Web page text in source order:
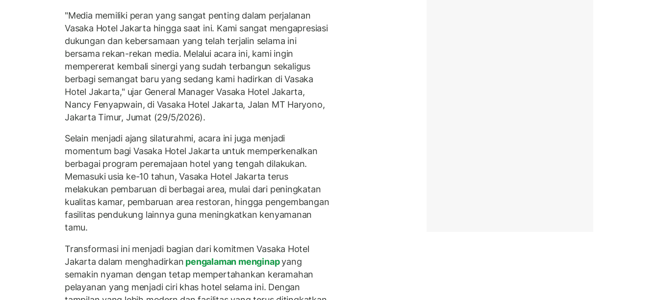
"Media memiliki peran yang sangat penting dalam perjalanan
Vasaka Hotel Jakarta hingga saat ini. Kami sangat mengapresiasi
dukungan dan kebersamaan yang telah terjalin selama ini
bersama rekan-rekan media. Melalui acara ini, kami ingin
mempererat kembali sinergi yang sudah terbangun sekaligus
berbagi semangat baru yang sedang kami hadirkan di Vasaka
Hotel Jakarta," ujar General Manager Vasaka Hotel Jakarta,
Nancy Fenyapwain, di Vasaka Hotel Jakarta, Jalan MT Haryono,
Jakarta Timur, Jumat (29/5/2026).
Selain menjadi ajang silaturahmi, acara ini juga menjadi
momentum bagi Vasaka Hotel Jakarta untuk memperkenalkan
berbagai program peremajaan hotel yang tengah dilakukan.
Memasuki usia ke-10 tahun, Vasaka Hotel Jakarta terus
melakukan pembaruan di berbagai area, mulai dari peningkatan
kualitas kamar, pembaruan area restoran, hingga pengembangan
fasilitas pendukung lainnya guna meningkatkan kenyamanan
tamu.
Transformasi ini menjadi bagian dari komitmen Vasaka Hotel
Jakarta dalam menghadirkan pengalaman menginapyang
semakin nyaman dengan tetap mempertahankan keramahan
pelayanan yang menjadi ciri khas hotel selama ini. Dengan